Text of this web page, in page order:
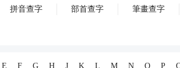
拼音查字 部首查字 筆畫查字
E F G H J K L M N O P